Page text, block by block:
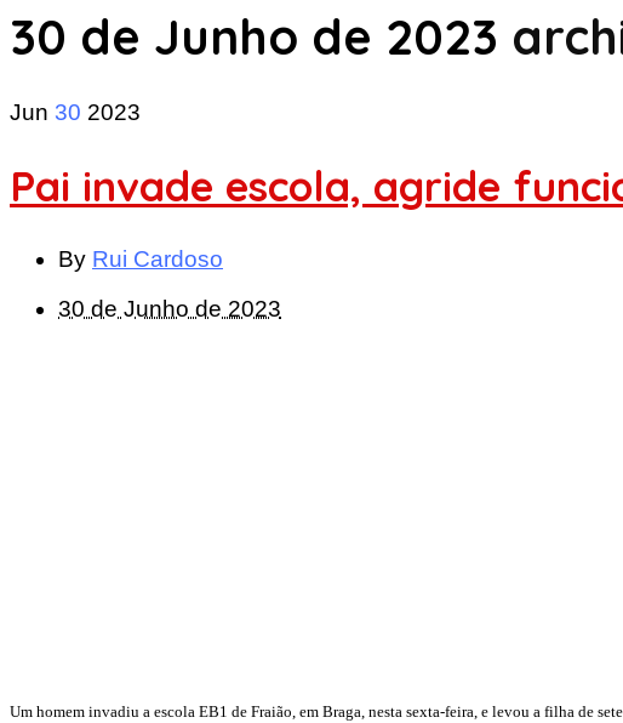
30 de Junho de 2023
Jun 30 2023
Pai invade escola, agride
By Rui Cardoso
30 de Junho de 2023
Um homem invadiu a escola EB1 de Fraião, em Braga, nesta sexta-feira, e levou a filha de